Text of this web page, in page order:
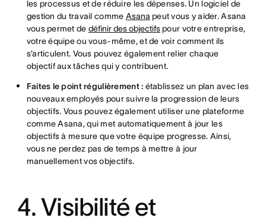
les processus et de réduire les dépenses. Un logiciel de
gestion du travail comme Asana peut vous y aider. Asana
vous permet de définir des objectifspour votre entreprise,
votre équipe ou vous-même, et de voir comment ils
s’articulent. Vous pouvez également relier chaque
objectif aux tâches qui y contribuent.
Faites le point régulièrement : établissez un plan avec les
nouveaux employés pour suivre la progression de leurs
objectifs. Vous pouvez également utiliser une plateforme
comme Asana, qui met automatiquement à jour les
objectifs à mesure que votre équipe progresse. Ainsi,
vous ne perdez pas de temps à mettre à jour
manuellement vos objectifs.
4. Visibilité et